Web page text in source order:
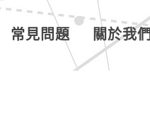
常見問題 關於我們